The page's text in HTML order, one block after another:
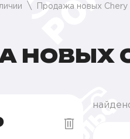
Продажа новых